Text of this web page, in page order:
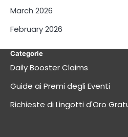
March 2026
February 2026
Categorie
Daily Booster Claims
Guide ai Premi degli Eventi
Richieste di Lingotti d'Oro